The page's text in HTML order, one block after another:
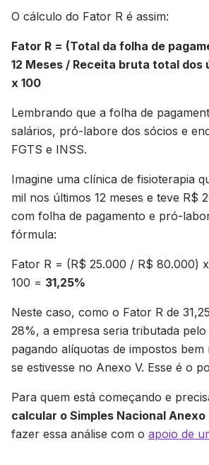
O cálculo do Fator R é assim:
Fator R = (Total da folha de
12 Meses / Receita bruta total dos
x 100
Lembrando que a folha de
salários, pró-labore dos sócios e
FGTS e INSS.
Imagine uma clínica de fisioterapia
mil nos últimos 12 meses e teve R$
com folha de pagamento e pró-
fórmula:
Fator R = (R$ 25.000 / R$ 80.000)
100 = 31,25%
Neste caso, como o Fator R de
28%, a empresa seria tributada pelo
pagando alíquotas de impostos bem
se estivesse no Anexo V. Esse é o
Para quem está começando e
calcular o Simples Nacional Anexo
fazer essa análise com o apoio de